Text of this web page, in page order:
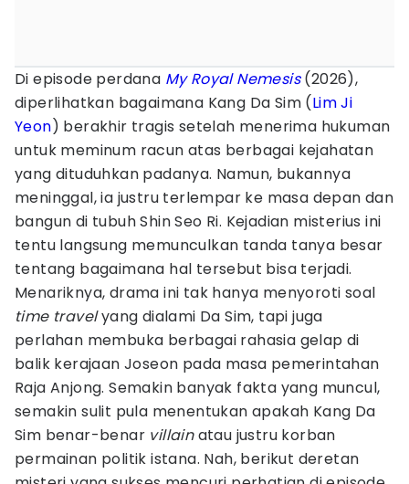
Di episode perdana My Royal Nemesis(2026),
diperlihatkan bagaimana Kang Da Sim (Lim Ji
Yeon) berakhir tragis setelah menerima hukuman
untuk meminum racun atas berbagai kejahatan
yang dituduhkan padanya. Namun, bukannya
meninggal, ia justru terlempar ke masa depan dan
bangun di tubuh Shin Seo Ri. Kejadian misterius ini
tentu langsung memunculkan tanda tanya besar
tentang bagaimana hal tersebut bisa terjadi.
Menariknya, drama ini tak hanya menyoroti soal
time travelyang dialami Da Sim, tapi juga
perlahan membuka berbagai rahasia gelap di
balik kerajaan Joseon pada masa pemerintahan
Raja Anjong. Semakin banyak fakta yang muncul,
semakin sulit pula menentukan apakah Kang Da
Sim benar-benar villainatau justru korban
permainan politik istana. Nah, berikut deretan